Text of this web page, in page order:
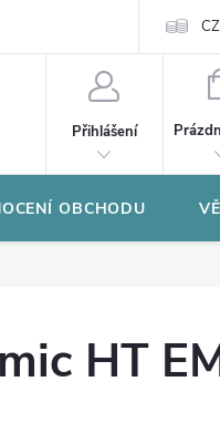
Přihlášení
OBCHODU
HT